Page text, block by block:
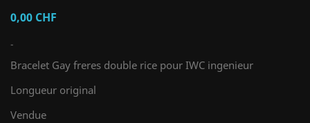
0,00 CHF
-
Bracelet Gay freres double rice pour IWC ingenieur
Longueur original
Vendue